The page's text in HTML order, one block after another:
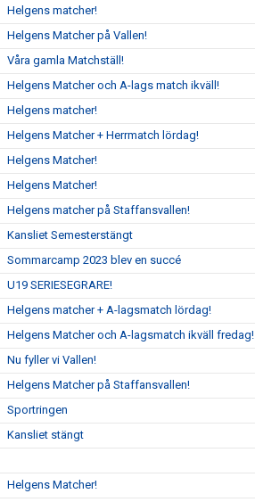
Helgens matcher!
Helgens Matcher på Vallen!
Våra gamla Matchställ!
Helgens Matcher och A-lags match ikväll!
Helgens matcher!
Helgens Matcher + Herrmatch lördag!
Helgens Matcher!
Helgens Matcher!
Helgens matcher på Staffansvallen!
Kansliet Semesterstängt
Sommarcamp 2023 blev en succé
U19 SERIESEGRARE!
Helgens matcher + A-lagsmatch lördag!
Helgens Matcher och A-lagsmatch ikväll fredag!
Nu fyller vi Vallen!
Helgens Matcher på Staffansvallen!
Sportringen
Kansliet stängt
Helgens Matcher!